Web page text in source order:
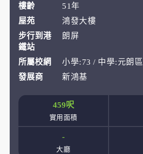
樓齡
51年
屋苑
鴻發大樓
步行到港
鐵站
朗屏
所屬校網
小學:73 / 中學:元朗區
發展商
新鴻基
459呎
實用面積
-
大廳